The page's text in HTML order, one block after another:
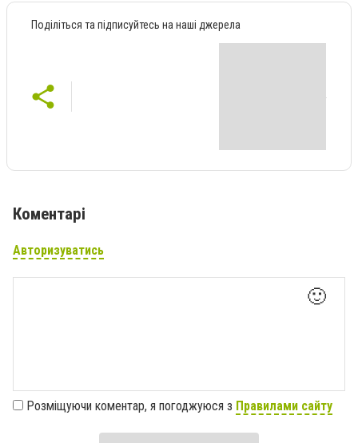
Поділіться та підписуйтесь на наші джерела
Коментарі
Авторизуватись
🙂
Розміщуючи коментар, я погоджуюся з Правилами сайту